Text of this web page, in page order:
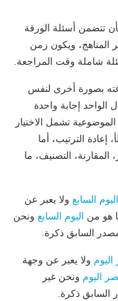
تتضمن أسئلة الورقة
المناهج، ويكون زمن
شاملة وقت المراجعة.
بصورة أخرى لنفس
الواحد إجابة واحدة
تشمل الاختيار
إعادة الترتيب، أما
المقارنة، التصنيف، ما
اليوم السابع ولا يعبر عن
هو من اليوم السابع ونحن
السابق ذكرة.
ولا يعبر عن وجهة
اليوم ونحن غير
السابق ذكرة.